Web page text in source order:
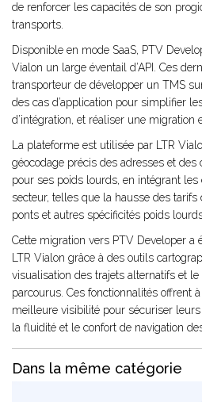
de renforcer les capacités de son
transports.
Disponible en mode SaaS, PTV
Vialon un large éventail d’API. Ces
transporteur de développer un TMS
des cas d’application pour simplifier
d’intégration, et réaliser une migration
La plateforme est utilisée par LTR
géocodage précis des adresses et
pour ses poids lourds, en intégrant les
secteur, telles que la hausse des
ponts et autres spécificités poids
Cette migration vers PTV Developer a
LTR Vialon grâce à des outils
visualisation des trajets alternatifs et
parcourus. Ces fonctionnalités offrent à
meilleure visibilité pour sécuriser
la fluidité et le confort de navigation
Dans la même catégorie